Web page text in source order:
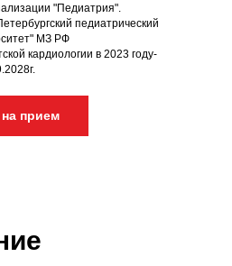
прием
"Педиатрия".
педиатрический
МЗ РФ
кардиологии в 2023 году-